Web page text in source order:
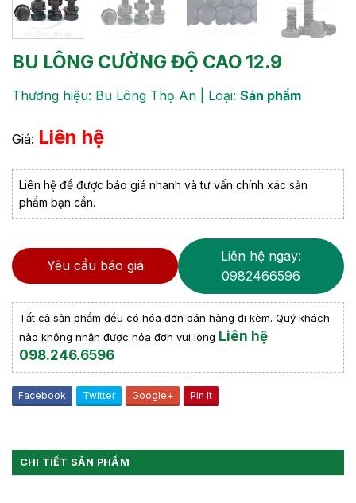
BU LÔNG CƯỜNG ĐỘ CAO 12.9
Thương hiệu: Bu Lông Thọ An | Loại: Sản phẩm
Giá: Liên hệ
Liên hệ để được báo giá nhanh và tư vấn chính xác sản
phẩm bạn cần.
Yêu cầu báo giá
Liên hệ ngay:
0982466596
Tất cả sản phẩm đều có hóa đơn bán hàng đi kèm. Quý khách
nào không nhận được hóa đơn vui lòng Liên hệ
098.246.6596
Facebook Twitter Google+ Pin It
CHI TIẾT SẢN PHẨM